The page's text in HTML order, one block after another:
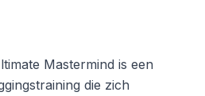
Mastermind is een
die zich